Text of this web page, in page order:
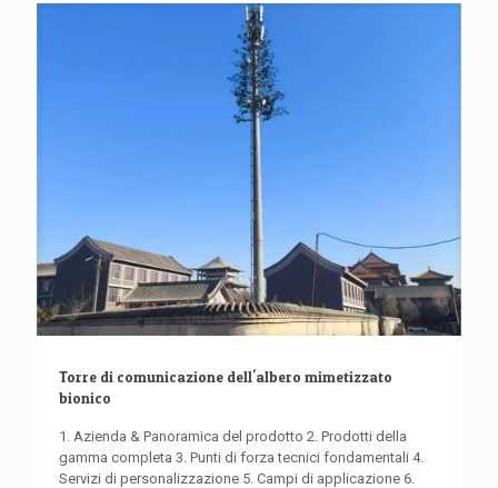
Torre di comunicazione dell'albero mimetizzato
bionico
1. Azienda & Panoramica del prodotto 2. Prodotti della
gamma completa 3. Punti di forza tecnici fondamentali 4.
Servizi di personalizzazione 5. Campi di applicazione 6.